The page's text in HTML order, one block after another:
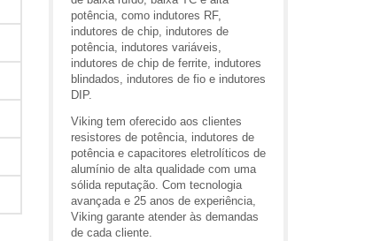
potência, como indutores RF,
indutores de chip, indutores de
potência, indutores variáveis,
indutores de chip de ferrite, indutores
blindados, indutores de fio e indutores
DIP.
Viking tem oferecido aos clientes
resistores de potência, indutores de
potência e capacitores eletrolíticos de
alumínio de alta qualidade com uma
sólida reputação. Com tecnologia
avançada e 25 anos de experiência,
Viking garante atender às demandas
de cada cliente.